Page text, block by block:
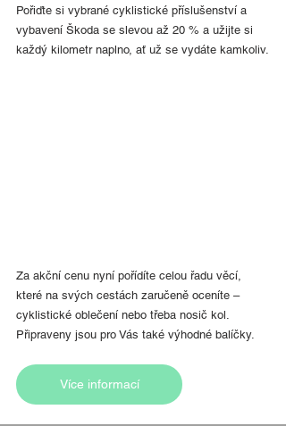
Pořiďte si vybrané cyklistické příslušenství a
vybavení Škoda se slevou až 20 % a užijte si
každý kilometr naplno, ať už se vydáte kamkoliv.
Za akční cenu nyní pořídíte celou řadu věcí,
které na svých cestách zaručeně oceníte –
cyklistické oblečení nebo třeba nosič kol.
Připraveny jsou pro Vás také výhodné balíčky.
Více informací